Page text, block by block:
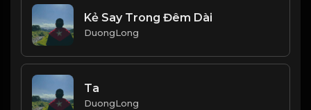
Kẻ Say Trong Đêm Dài
DuongLong
Ta
DuongLong